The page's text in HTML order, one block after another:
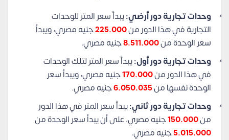
وحدات تجارية دور أرضي:يبدأ سعر المتر للوحدات
التجارية في هذا الدور من
جنيه مصري، ويبدأ
سعر الوحدة من
جنيه مصري.
وحدات تجارية دور أول:يبدأ سعر المتر لتلك الوحدات
في هذا الدور من
جنيه مصري، ويبدأ سعر
الوحدة نفسها من
جنيه مصري.
وحدات تجارية دور ثاني:يبدأ سعر المتر في هذا الدور
من
جنيه مصري، على أن يبدأ سعر الوحدة من
5.015.000جنيه مصري.